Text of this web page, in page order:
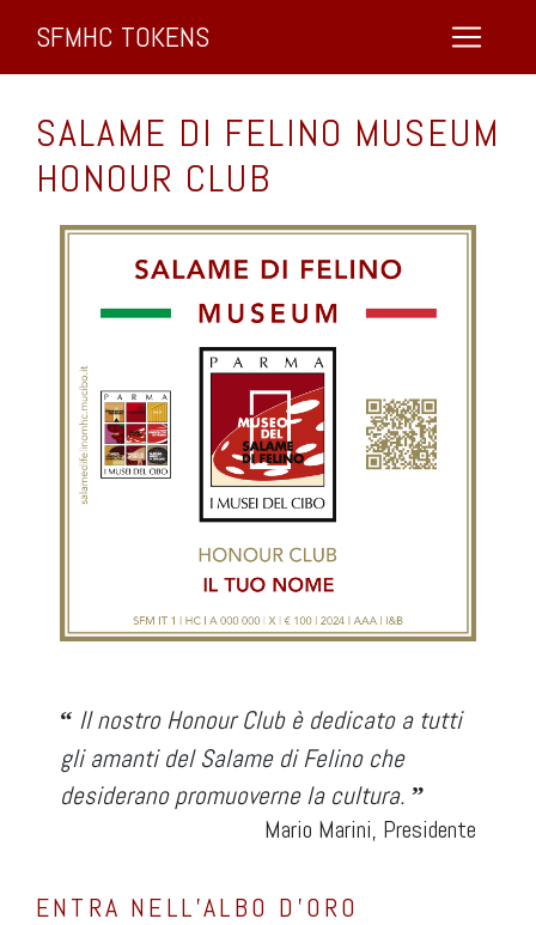
SFMHC TOKENS
SALAME DI FELINO MUSEUM
HONOUR CLUB
“ Il nostro Honour Club è dedicato a tutti
gli amanti del Salame di Felino che
desiderano promuoverne la cultura. ”
Mario Marini, Presidente
ENTRA NELL’ALBO D’ORO